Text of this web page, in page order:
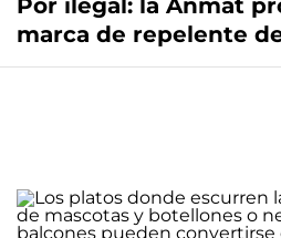
Por ilegal: la Anmat
marca de repelente